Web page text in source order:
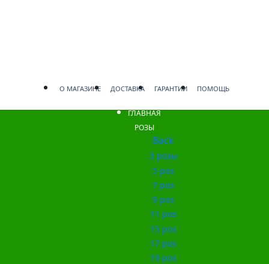
О МАГАЗИНЕ ДОСТАВКА ГАРАНТИИ ПОМОЩЬ
ГЛАВНАЯ
РОЗЫ
Back
3 розы
5 роз
7 роз
9 роз
11 роз
15 роз
17 роз
19 роз